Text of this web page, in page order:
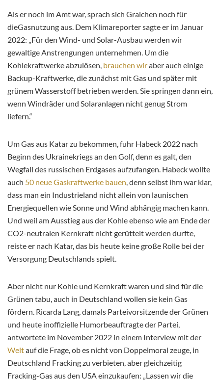
Als er noch im Amt war, sprach sich Graichen noch für
dieGasnutzung aus. Dem Klimareporter sagte er im Januar
2022: „Für den Wind- und Solar-Ausbau werden wir
gewaltige Anstrengungen unternehmen. Um die
Kohlekraftwerke abzulösen, brauchen wiraber auch einige
Backup-Kraftwerke, die zunächst mit Gas und später mit
grünem Wasserstoff betrieben werden. Sie springen dann ein,
wenn Windräder und Solaranlagen nicht genug Strom
liefern.“
Um Gas aus Katar zu bekommen, fuhr Habeck 2022 nach
Beginn des Ukrainekriegs an den Golf, denn es galt, den
Wegfall des russischen Erdgases aufzufangen. Habeck wollte
auch 50 neue Gaskraftwerke bauen, denn selbst ihm war klar,
dass man ein Industrieland nicht allein von launischen
Energiequellen wie Sonne und Wind abhängig machen kann.
Und weil am Ausstieg aus der Kohle ebenso wie am Ende der
CO2-neutralen Kernkraft nicht gerüttelt werden durfte,
reiste er nach Katar, das bis heute keine große Rolle bei der
Versorgung Deutschlands spielt.
Aber nicht nur Kohle und Kernkraft waren und sind für die
Grünen tabu, auch in Deutschland wollen sie kein Gas
fördern. Ricarda Lang, damals Parteivorsitzende der Grünen
und heute inoffizielle Humorbeauftragte der Partei,
antwortete im November 2022 in einem Interview mit der
Weltauf die Frage, ob es nicht von Doppelmoral zeuge, in
Deutschland Fracking zu verbieten, aber gleichzeitig
Fracking-Gas aus den USA einzukaufen: „Lassen wir die